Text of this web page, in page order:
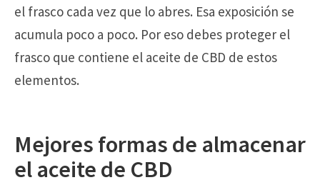
el frasco cada vez que lo abres. Esa exposición se
acumula poco a poco. Por eso debes proteger el
frasco que contiene el aceite de CBD de estos
elementos.
Mejores formas de almacenar
el aceite de CBD